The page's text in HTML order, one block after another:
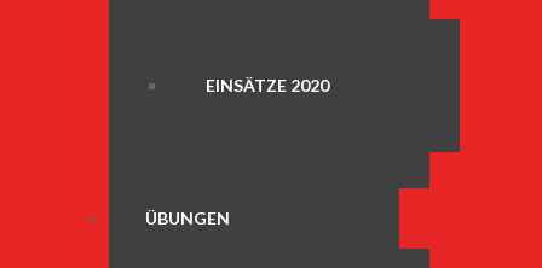
EINSÄTZE 2020
ÜBUNGEN